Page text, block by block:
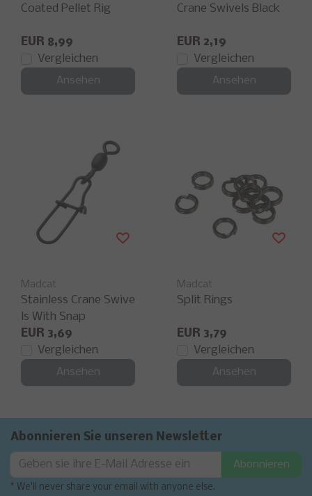
Coated Pellet Rig
EUR 8,99
Vergleichen
Ansehen
Crane Swivels Black
EUR 2,19
Vergleichen
Ansehen
Madcat
Stainless Crane Swive
ls With Snap
EUR 3,69
Vergleichen
Ansehen
Madcat
Split Rings
EUR 3,79
Vergleichen
Ansehen
Abonnieren Sie unseren Newsletter
Abonnieren
* We'll never share your email with anyone else.